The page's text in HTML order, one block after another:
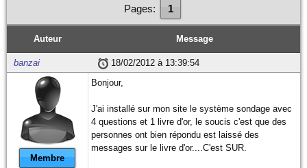
Pages: 1
Auteur Message
banzai 18/02/2012 à 13:39:54
Membre
Bonjour,
J'ai installé sur mon site le système sondage avec
4 questions et 1 livre d'or, le soucis c'est que des
personnes ont bien répondu est laissé des
messages sur le livre d'or....C'est SUR.